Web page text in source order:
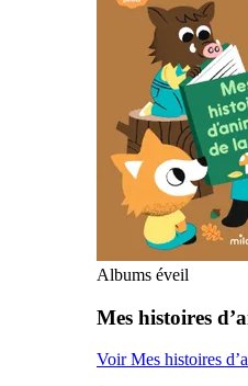
Albums éveil
Mes histoires
Voir Mes histoires